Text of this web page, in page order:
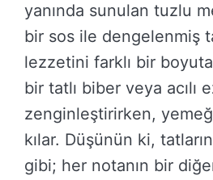
yanında sunulan tuzlu
bir sos ile dengelenmiş
lezzetini farklı bir
bir tatlı biber veya acılı
zenginleştirirken,
kılar. Düşünün ki,
gibi; her notanın bir